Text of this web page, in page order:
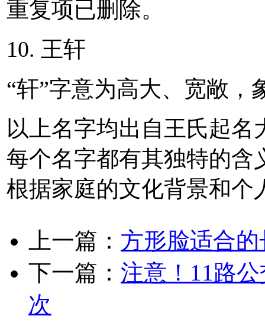
重复项已删除。
10. 王轩
“轩”字意为高大、宽敞
以上名字均出自王氏起
每个名字都有其独特的含
根据家庭的文化背景和个
上一篇： 方形脸适合
下一篇： 注意！11路
次